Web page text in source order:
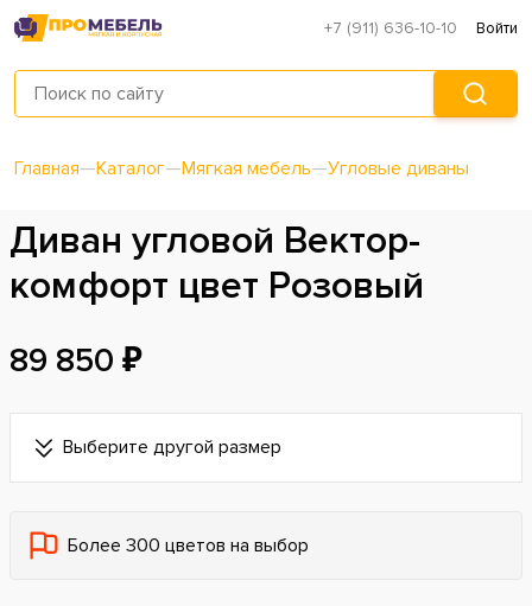
+7 (911) 636-10-10 Войти
Главная—Каталог—Мягкая мебель—Угловые диваны
Диван угловой Вектор-
комфорт цвет Розовый
89 850 ₽
Выберите другой размер
Более 300 цветов на выбор